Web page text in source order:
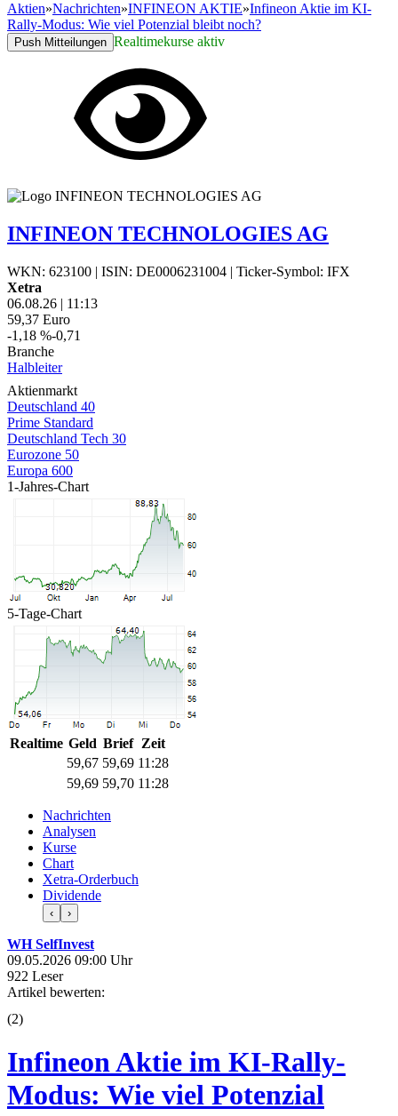
Aktien»Nachrichten»INFINEON AKTIE»Infineon Aktie im KI-
Rally-Modus: Wie viel Potenzial bleibt noch?
Push Mitteilungen Realtimekurse aktiv
INFINEON TECHNOLOGIES AG
WKN: 623100 | ISIN: DE0006231004 | Ticker-Symbol: IFX
Xetra
06.08.26 | 11:13
59,37 Euro
-1,18 %-0,71
Branche
Halbleiter
Aktienmarkt
Deutschland 40
Prime Standard
Deutschland Tech 30
Eurozone 50
Europa 600
1-Jahres-Chart
5-Tage-Chart
Realtime Geld Brief Zeit
59,67 59,69 11:28
59,69 59,70 11:28
Nachrichten
Analysen
Kurse
Chart
Xetra-Orderbuch
Dividende
‹ ›
WH SelfInvest
09.05.2026 09:00 Uhr
922 Leser
Artikel bewerten:
(2)
Infineon Aktie im KI-Rally-
Modus: Wie viel Potenzial